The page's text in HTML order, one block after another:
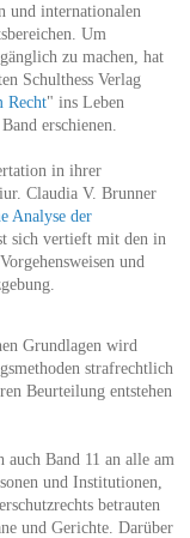
und internationalen
Um
zu machen, hat
Schulthess Verlag
Recht" ins Leben
erschienen.
in ihrer
Claudia V. Brunner
Analyse der
sich vertieft mit den in
und
Grundlagen wird
strafrechtlich
Beurteilung entstehen
Band 11 an alle am
und Institutionen,
betrauten
und Gerichte. Darüber